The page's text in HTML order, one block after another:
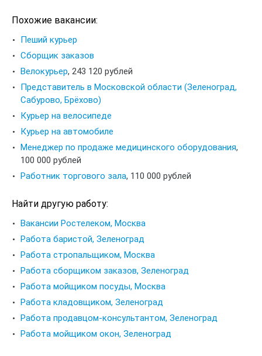
Похожие вакансии:
Пеший курьер
Сборщик заказов
Велокурьер, 243 120 рублей
Представитель в Московской области (Зеленоград,
Сабурово, Брёхово)
Курьер на велосипеде
Курьер на автомобиле
Менеджер по продаже медицинского оборудования,
100 000 рублей
Работник торгового зала, 110 000 рублей
Найти другую работу:
Вакансии Ростелеком, Москва
Работа баристой, Зеленоград
Работа стропальщиком, Москва
Работа сборщиком заказов, Зеленоград
Работа мойщиком посуды, Москва
Работа кладовщиком, Зеленоград
Работа продавцом-консультантом, Зеленоград
Работа мойщиком окон, Зеленоград